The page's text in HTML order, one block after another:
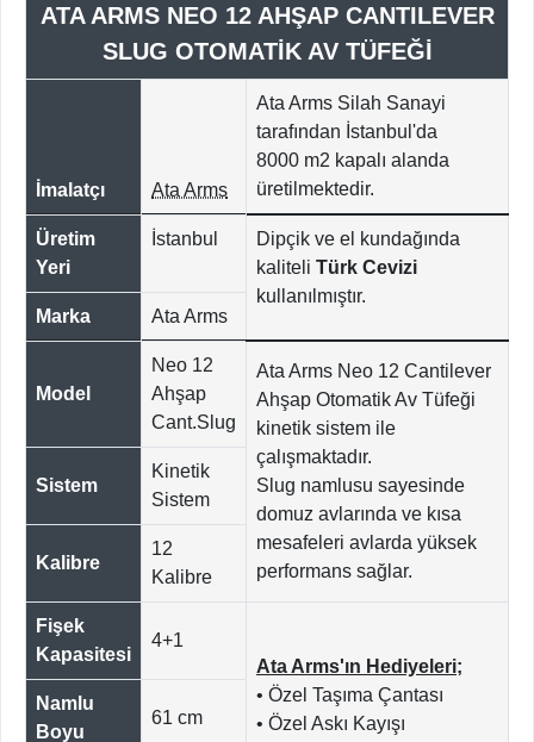
ATA ARMS NEO 12 AHŞAP CANTILEVER
SLUG OTOMATİK AV TÜFEĞİ
İmalatçı Ata Arms
Ata Arms Silah Sanayi
tarafından İstanbul'da
8000 m2 kapalı alanda
üretilmektedir.
Üretim
Yeri
İstanbul
Dipçik ve el kundağında
kaliteli Türk Cevizi
kullanılmıştır.
Marka
Ata Arms
Model
Neo 12
Ahşap
Cant.Slug
Ata Arms Neo 12 Cantilever
Ahşap Otomatik Av Tüfeği
kinetik sistem ile
çalışmaktadır.
Slug namlusu sayesinde
domuz avlarında ve kısa
mesafeleri avlarda yüksek
performans sağlar.
Sistem
Kinetik
Sistem
Kalibre
12
Kalibre
Fişek
Kapasitesi
4+1
Ata Arms'ın Hediyeleri;
• Özel Taşıma Çantası
• Özel Askı Kayışı
Namlu
Boyu
61 cm